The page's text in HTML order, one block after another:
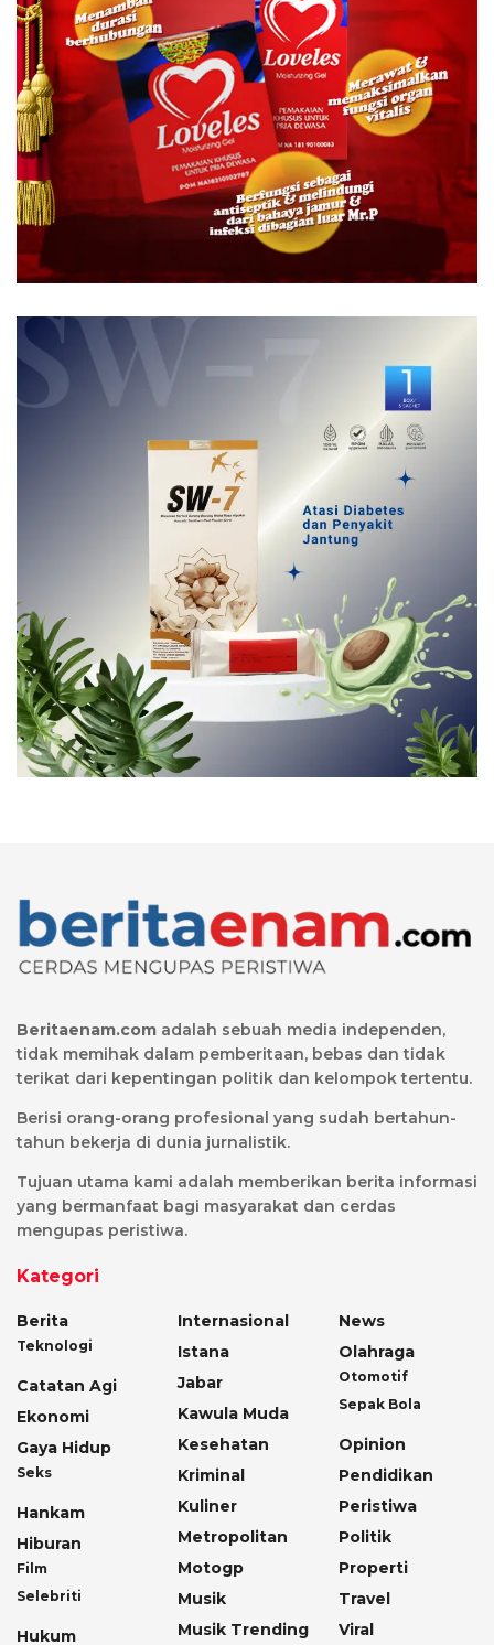
Beritaenam.com adalah sebuah media independen,
tidak memihak dalam pemberitaan, bebas dan tidak
terikat dari kepentingan politik dan kelompok tertentu.
Berisi orang-orang profesional yang sudah bertahun-
tahun bekerja di dunia jurnalistik.
Tujuan utama kami adalah memberikan berita informasi
yang bermanfaat bagi masyarakat dan cerdas
mengupas peristiwa.
Kategori
Berita
Teknologi
Catatan Agi
Ekonomi
Gaya Hidup
Seks
Hankam
Hiburan
Film
Selebriti
Hukum
Internasional
Istana
Jabar
Kawula Muda
Kesehatan
Kriminal
Kuliner
Metropolitan
Motogp
Musik
Musik Trending
News
Olahraga
Otomotif
Sepak Bola
Opinion
Pendidikan
Peristiwa
Politik
Properti
Travel
Viral